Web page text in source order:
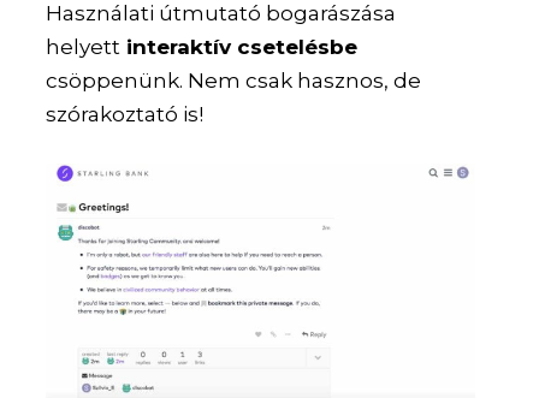
Használati útmutató bogarászása
helyett interaktív csetelésbe
csöppenünk. Nem csak hasznos, de
szórakoztató is!